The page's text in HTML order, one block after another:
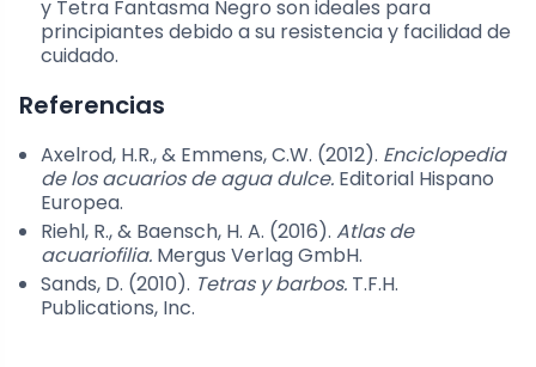
y Tetra Fantasma Negro son ideales para
principiantes debido a su resistencia y facilidad de
cuidado.
Referencias
Axelrod, H.R., & Emmens, C.W. (2012). Enciclopedia
de los acuarios de agua dulce. Editorial Hispano
Europea.
Riehl, R., & Baensch, H. A. (2016). Atlas de
acuariofilia. Mergus Verlag GmbH.
Sands, D. (2010). Tetras y barbos. T.F.H.
Publications, Inc.